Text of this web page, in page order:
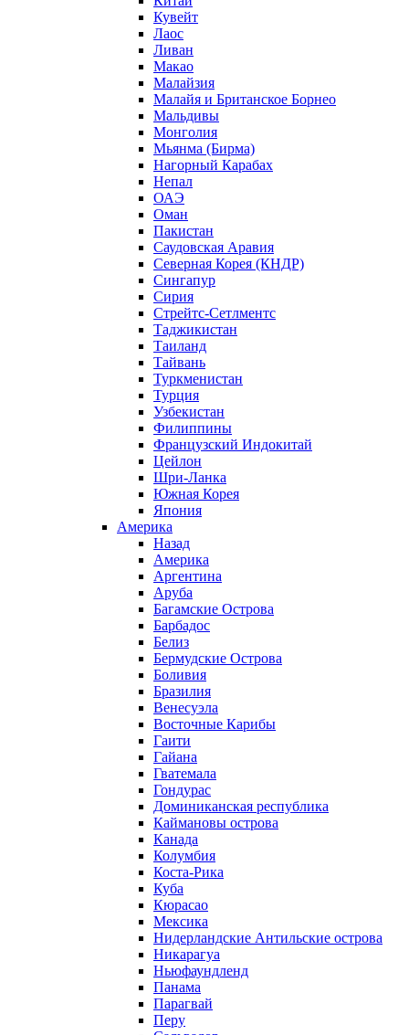
Кувейт
Лаос
Ливан
Макао
Малайзия
Малайя и Британское Борнео
Мальдивы
Монголия
Мьянма (Бирма)
Нагорный Карабах
Непал
ОАЭ
Оман
Пакистан
Саудовская Аравия
Северная Корея (КНДР)
Сингапур
Сирия
Стрейтс-Сетлментс
Таджикистан
Таиланд
Тайвань
Туркменистан
Турция
Узбекистан
Филиппины
Французский Индокитай
Цейлон
Шри-Ланка
Южная Корея
Япония
Америка
Назад
Америка
Аргентина
Аруба
Багамские Острова
Барбадос
Белиз
Бермудские Острова
Боливия
Бразилия
Венесуэла
Восточные Карибы
Гаити
Гайана
Гватемала
Гондурас
Доминиканская республика
Каймановы острова
Канада
Колумбия
Коста-Рика
Куба
Кюрасао
Мексика
Нидерландские Антильские острова
Никарагуа
Ньюфаундленд
Панама
Парагвай
Перу